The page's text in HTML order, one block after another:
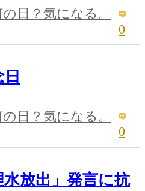
日？気になる。
0
日？気になる。
0
放出」発言に抗